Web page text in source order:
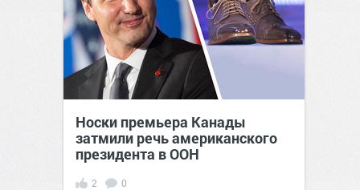
Носки премьера Канады
затмили речь американского
президента в ООН
2 0